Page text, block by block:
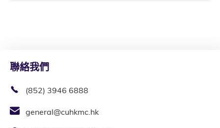
聯絡我們
(852) 3946 6888
general@cuhkmc.hk